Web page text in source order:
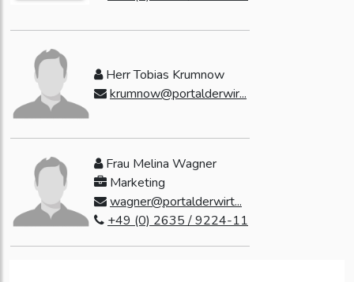
Herr Tobias Krumnow
krumnow@portalderwir...
Frau Melina Wagner
Marketing
wagner@portalderwirt...
+49 (0) 2635 / 9224-11